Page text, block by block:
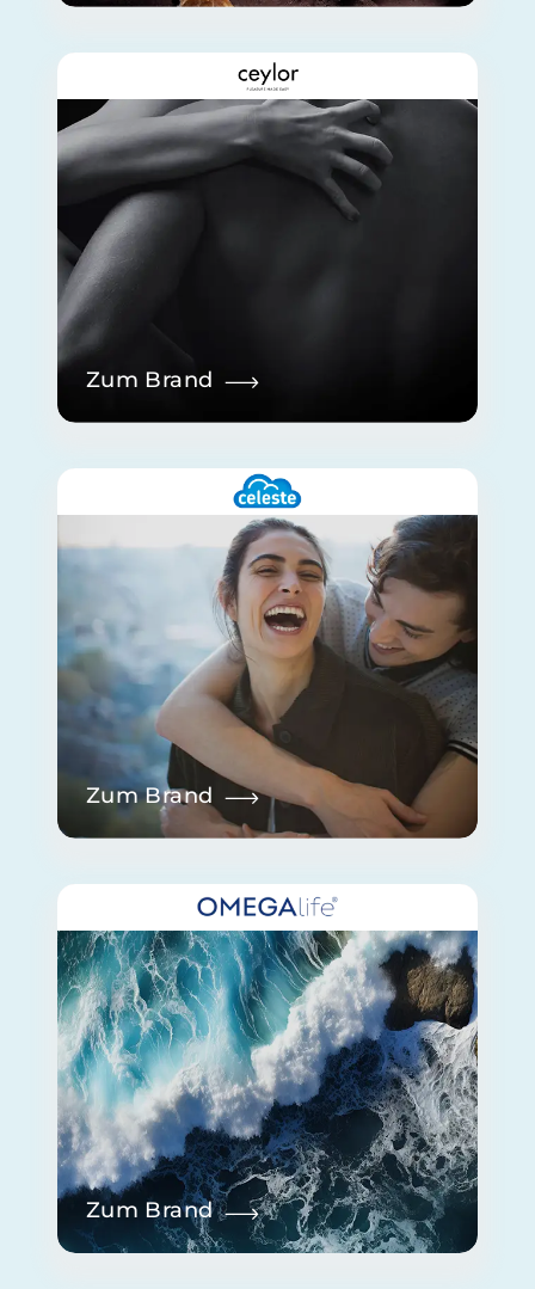
Zum Brand
Zum Brand
Zum Brand